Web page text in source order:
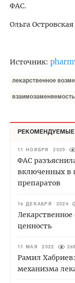
ФАС.
Ольга Островская
Источник:
лекарственное
РЕКОМЕНДУЕМЫЕ
11 НОЯБРЯ 2025
ФАС
включенных в
препаратов
19 ДЕКАБРЯ 2024
ценность
11 МАЯ 2022
Рамил
механизма